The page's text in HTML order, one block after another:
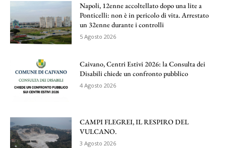
Napoli, 12enne accoltellato dopo una lite a
Ponticelli: non è in pericolo di vita. Arrestato
un 32enne durante i controlli
5 Agosto 2026
Caivano, Centri Estivi 2026: la Consulta dei
Disabili chiede un confronto pubblico
4 Agosto 2026
CAMPI FLEGREI, IL RESPIRO DEL
VULCANO.
3 Agosto 2026